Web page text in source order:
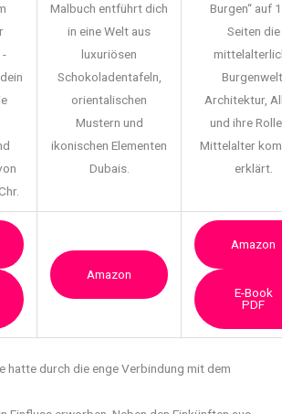
Malbuch entführt dich
in eine Welt aus
luxuriösen
Schokoladentafeln,
orientalischen
Mustern und
ikonischen Elementen
Dubais.
Burgen“ auf
Seiten die
Architektur,
und ihre
Mittelalter
erklärt.
Amazon
Amazon
E-Book
PDF
hatte durch die enge Verbindung mit dem